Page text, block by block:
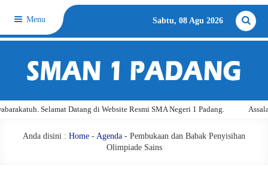
Menu Sabtu, 08 Agu 2026
Selamat Datang di Website Resmi SMA Negeri 1 Padang.
Anda disini : Home - Agenda - Pembukaan dan Babak Penyisihan
Olimpiade Sains